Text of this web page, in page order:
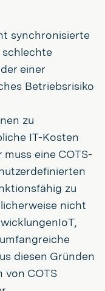
synchronisierte
schlechte
einer
Betriebsrisiko
zu
IT-Kosten
eine COTS-
zu
nicht
diesen Gründen
von COTS